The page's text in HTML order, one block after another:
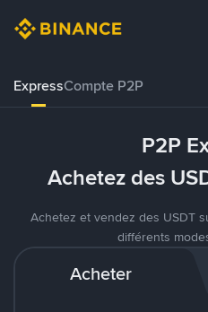
ExpressCompte P2P
P2P
Achetez des
Achetez et vendez des USDT
différents
Acheter